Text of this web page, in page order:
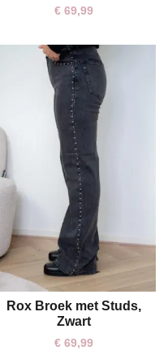
€69,99
S
Rox Broek met Studs,
Zwart
€69,99